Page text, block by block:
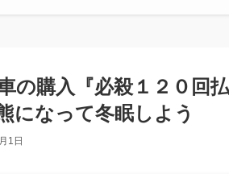
の購入『必殺１２０回
になって冬眠しよう
1日